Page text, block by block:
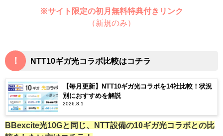
※サイト限定の初月無料特典付きリンク
（新規のみ）
！ NTT10ギガ光コラボ比較はコチラ
【毎月更新】NTT10ギガ光コラボを14社比較！状況
別におすすめを解説
2026.8.1
BBexcite光10Gと同じ、NTT設備の10ギガ光コラボとの比